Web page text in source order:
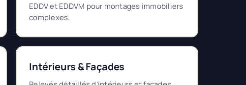
EDDV et EDDVM pour montages immobiliers
complexes.
Intérieurs & Façades